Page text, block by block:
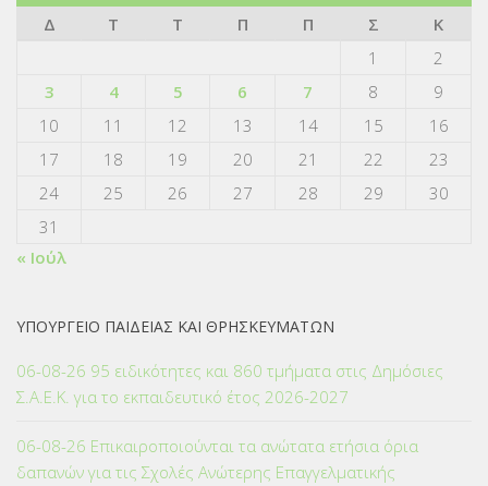
Δ
Τ Τ Π Π Σ
Κ
1
2
3
4 5 6 7 8
9
10
11 12 13 14 15
16
17
18 19 20 21 22
23
24
25 26 27 28 29
30
31
« Ιούλ
ΥΠΟΥΡΓΕΙΟ ΠΑΙΔΕΙΑΣ ΚΑΙ ΘΡΗΣΚΕΥΜΑΤΩΝ
06-08-26 95 ειδικότητες και 860 τμήματα στις Δημόσιες
Σ.Α.Ε.Κ. για το εκπαιδευτικό έτος 2026-2027
06-08-26 Επικαιροποιούνται τα ανώτατα ετήσια όρια
δαπανών για τις Σχολές Ανώτερης Επαγγελματικής